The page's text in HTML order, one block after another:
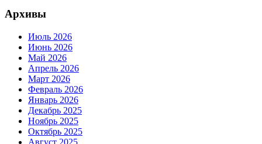
Архивы
Июль 2026
Июнь 2026
Май 2026
Апрель 2026
Март 2026
Февраль 2026
Январь 2026
Декабрь 2025
Ноябрь 2025
Октябрь 2025
Август 2025